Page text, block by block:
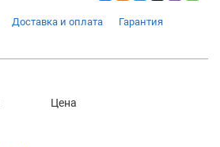
Доставка и оплата Гарантия
Цена